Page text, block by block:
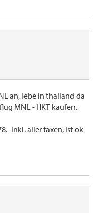
an, lebe in thailand da
MNL - HKT kaufen.
inkl. aller taxen, ist ok